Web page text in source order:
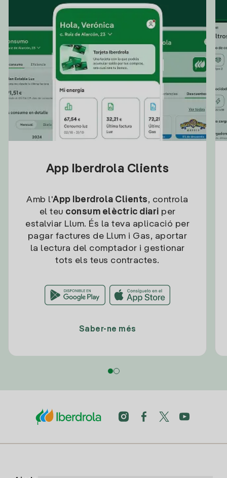
App Iberdrola Clients
Amb l'App Iberdrola Clients, controla
el teu consum elèctric diari per
estalviar Llum. És la teva aplicació per
pagar factures de Llum i Gas, aportar
la lectura del comptador i gestionar
tots els teus contractes.
Saber-ne més